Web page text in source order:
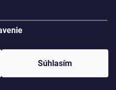
Súhlasím